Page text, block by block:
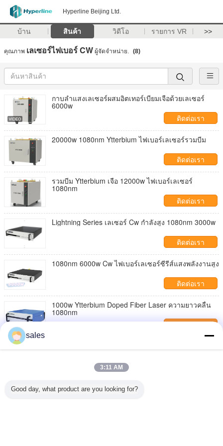
Hyperline Beijing Ltd.
บ้าน สินค้า วิดีโอ รายการ VR >>
คุณภาพ เลเซอร์ไฟเบอร์ CW ผู้จัดจำหน่าย. (8)
กาบลำแสงเลเซอร์ผสมอิตเทอร์เบียมเจือด้วยเลเซอร์
6000w
ติดต่อเรา
20000w 1080nm Ytterbium ไฟเบอร์เลเซอร์รวมบีม
ติดต่อเรา
รวมบีม Ytterbium เจือ 12000w ไฟเบอร์เลเซอร์
1080nm
ติดต่อเรา
Lightning Series เลเซอร์ Cw กำลังสูง 1080nm 3000w
ติดต่อเรา
1080nm 6000w Cw ไฟเบอร์เลเซอร์ซีรีส์แสงพลังงานสูง
ติดต่อเรา
1000w Ytterbium Doped Fiber Laser ความยาวคลื่น
1080nm
เครื่องเชื่อมเลเซอร์ Cw กำลังสูง 3000w Bwt
sales
3:11 AM
Good day, what product are you looking for?